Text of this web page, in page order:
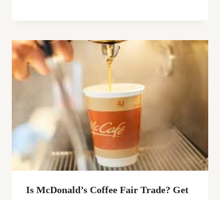
Is McDonald’s Coffee Fair Trade? Get